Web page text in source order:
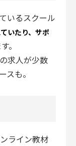
いるスクール
いたり、サポ
。
求人が少数
も。
ライン教材